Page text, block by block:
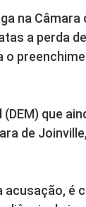
na Câmara
a perda
o
que
de
é